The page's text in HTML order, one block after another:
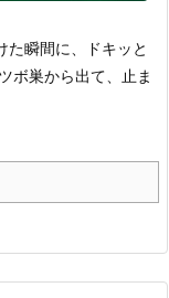
た瞬間に、ドキッと
ボ巣から出て、止ま